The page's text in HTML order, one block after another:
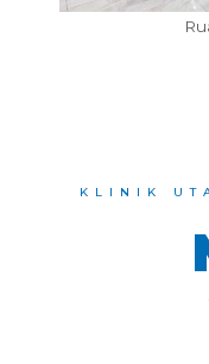
KLINIK